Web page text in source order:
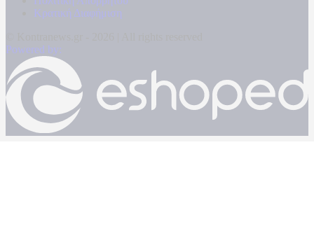
Κρατική Διαφήμιση
Powered by: